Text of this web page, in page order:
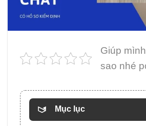
Giúp
sao nhé
Mục lục